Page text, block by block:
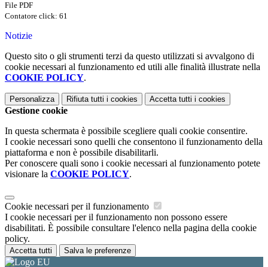
File PDF
Contatore click: 61
Notizie
Questo sito o gli strumenti terzi da questo utilizzati si avvalgono di
cookie necessari al funzionamento ed utili alle finalità illustrate nella
COOKIE POLICY.
Personalizza Rifiuta tutti i cookies Accetta tutti i cookies
Gestione cookie
In questa schermata è possibile scegliere quali cookie consentire.
I cookie necessari sono quelli che consentono il funzionamento della
piattaforma e non è possibile disabilitarli.
Per conoscere quali sono i cookie necessari al funzionamento potete
visionare la COOKIE POLICY.
Cookie necessari per il funzionamento
I cookie necessari per il funzionamento non possono essere
disabilitati. È possibile consultare l'elenco nella pagina della cookie
policy.
Accetta tutti Salva le preferenze